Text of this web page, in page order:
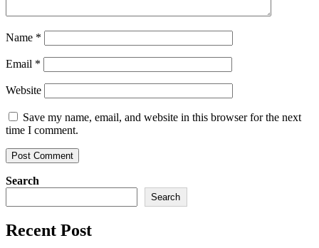
Name *
Email *
Website
Save my name, email, and website in this browser for the next
time I comment.
Search
Search
Recent Post